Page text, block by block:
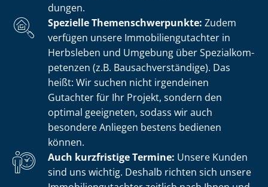
dun­gen.
Spezielle The­men­schwer­punk­te: Zudem
verfügen unsere Im­mo­bi­li­en­gut­ach­ter in
Herbsleben und Umgebung über Spe­zi­al­kom­
pe­ten­zen (z.B. Bau­sach­ver­stän­di­ge). Das
heißt: Wir suchen nicht irgendeinen
Gutachter für Ihr Projekt, sondern den
optimal geeigneten, sodass wir auch
besondere Anliegen bestens bedienen
können.
Auch kurzfristige Termine: Unsere Kunden
sind uns wichtig. Deshalb richten sich unsere